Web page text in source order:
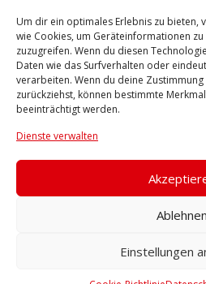
Um dir ein optimales Erlebnis zu bieten,
wie Cookies, um Geräteinformationen
zuzugreifen. Wenn du diesen
Daten wie das Surfverhalten oder
verarbeiten. Wenn du deine
zurückziehst, können bestimmte
beeinträchtigt werden.
Dienste verwalten
Ablehnen
Einstellungen
Herstellung
Endbearbeitung
SOCIAL
Youtube
Twitter
© 2026 VOSSEN